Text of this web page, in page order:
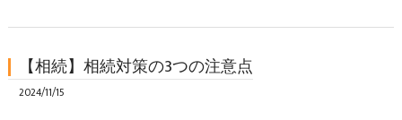
【相続】相続対策の3つの注意点
2024/11/15